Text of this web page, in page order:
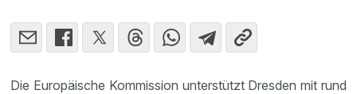
Die Europäische Kommission unterstützt Dresden mit rund